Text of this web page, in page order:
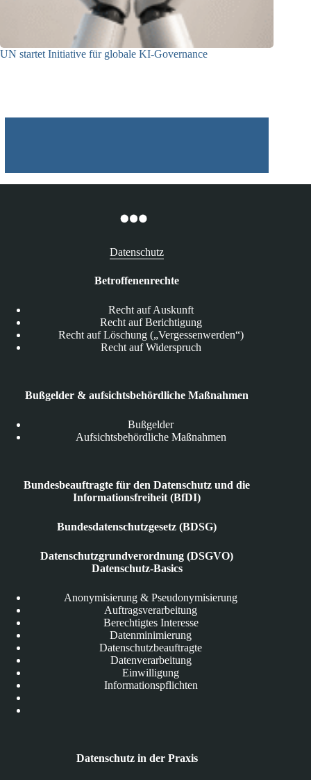
UN startet Initiative für globale KI-Governance
Datenschutz
Betroffenenrechte
Recht auf Auskunft
Recht auf Berichtigung
Recht auf Löschung („Vergessenwerden“)
Recht auf Widerspruch
Bußgelder & aufsichtsbehördliche Maßnahmen
Bußgelder
Aufsichtsbehördliche Maßnahmen
Bundesbeauftragte für den Datenschutz und die
Informationsfreiheit (BfDI)
Bundesdatenschutzgesetz (BDSG)
Datenschutzgrundverordnung (DSGVO)
Datenschutz-Basics
Anonymisierung & Pseudonymisierung
Auftragsverarbeitung
Berechtigtes Interesse
Datenminimierung
Datenschutzbeauftragte
Datenverarbeitung
Einwilligung
Informationspflichten
Datenschutz in der Praxis